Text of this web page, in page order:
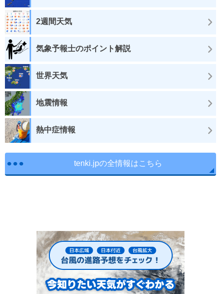
2週間天気
気象予報士のポイント解説
世界天気
地震情報
熱中症情報
tenki.jpの全情報はこちら